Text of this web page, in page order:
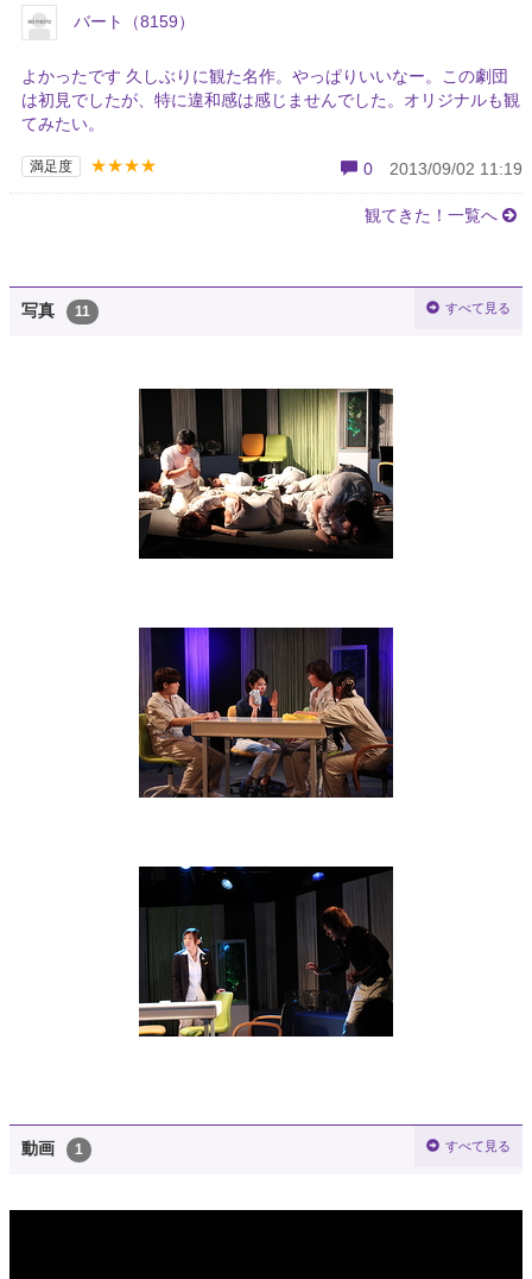
バート（8159）
よかったです 久しぶりに観た名作。やっぱりいいなー。この劇団
は初見でしたが、特に違和感は感じませんでした。オリジナルも観
てみたい。
満足度 ★★★★ 0 2013/09/02 11:19
観てきた！一覧へ
写真 11 すべて見る
動画 1 すべて見る